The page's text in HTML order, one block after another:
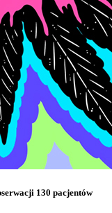
130 pacjentów